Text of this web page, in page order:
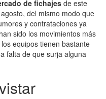
de fichajes de este
del mismo modo que
y contrataciones ya
sido los movimientos más
equipos tienen bastante
falta de que surja alguna